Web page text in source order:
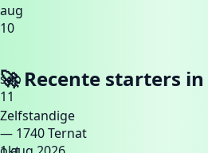
aug
10
sep
11
🚀 Recente starters in
Zelfstandige
— 1740 Ternat